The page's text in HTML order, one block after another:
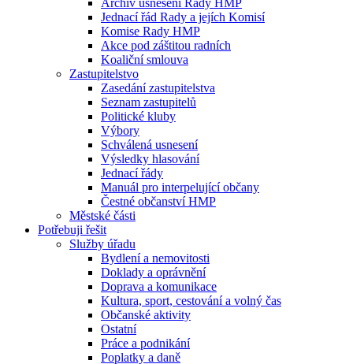
Archiv usnesení Rady HMP
Jednací řád Rady a jejích Komisí
Komise Rady HMP
Akce pod záštitou radních
Koaliční smlouva
Zastupitelstvo
Zasedání zastupitelstva
Seznam zastupitelů
Politické kluby
Výbory
Schválená usnesení
Výsledky hlasování
Jednací řády
Manuál pro interpelující občany
Čestné občanství HMP
Městské části
Potřebuji řešit
Služby úřadu
Bydlení a nemovitosti
Doklady a oprávnění
Doprava a komunikace
Kultura, sport, cestování a volný čas
Občanské aktivity
Ostatní
Práce a podnikání
Poplatky a daně